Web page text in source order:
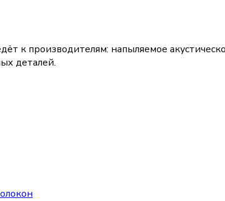
к производителям: напыляемое
деталей.